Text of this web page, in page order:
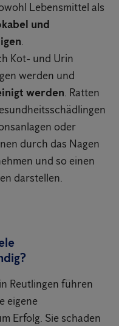
Lebensmittel als
und
.
Kot- und Urin
werden und
werden. Ratten
oder
durch das Nagen
und so einen
darstellen.
Reutlingen führen
eigene
Erfolg. Sie schaden